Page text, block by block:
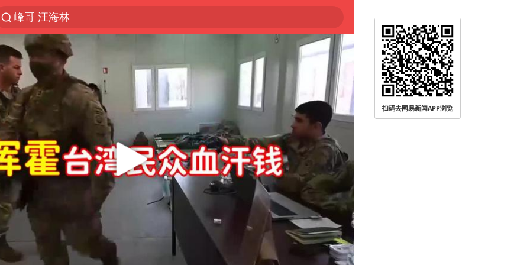
解锁各地夏日限定体验
西湖突现狂风暴雨 游客瞬间被浇透
河南重大刑事案嫌疑人落网
马克·艾伦退出斯诺克中国公开赛
视频丨中国东方电气集团原党组副书记、董事宋致远被查
金饰克价一夜涨回1300元
梁家辉：到内地拍戏不是北上是回归
白海豚将正面袭击贯穿浙江
酒店回应车内过夜被收150元
牛津大学一纸声明甩不了锅
新疆景区自驾服务费改为按车收费
扫码去网易新闻APP浏览